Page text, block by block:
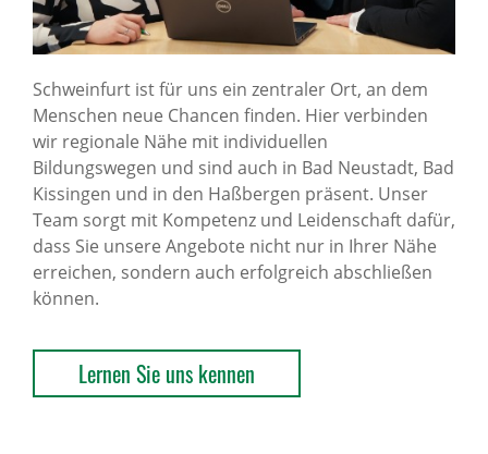
Schweinfurt ist für uns ein zentraler Ort, an dem
Menschen neue Chancen finden. Hier verbinden
wir regionale Nähe mit individuellen
Bildungswegen und sind auch in Bad Neustadt, Bad
Kissingen und in den Haßbergen präsent. Unser
Team sorgt mit Kompetenz und Leidenschaft dafür,
dass Sie unsere Angebote nicht nur in Ihrer Nähe
erreichen, sondern auch erfolgreich abschließen
können.
Lernen Sie uns kennen